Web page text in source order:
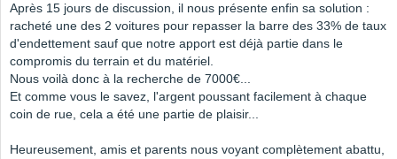
Après 15 jours de discussion, il nous présente enfin sa solution :
racheté une des 2 voitures pour repasser la barre des 33% de taux
d'endettement sauf que notre apport est déjà partie dans le
compromis du terrain et du matériel.
Nous voilà donc à la recherche de 7000€...
Et comme vous le savez, l'argent poussant facilement à chaque
coin de rue, cela a été une partie de plaisir...
Heureusement, amis et parents nous voyant complètement abattu,